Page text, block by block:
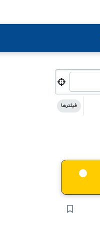
فیلترها